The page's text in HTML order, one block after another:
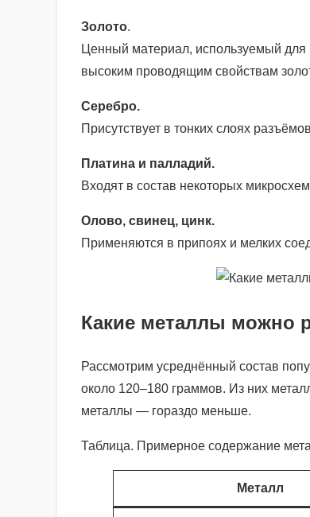
Золото.
Ценный материал, используемый для
высоким проводящим свойствам
Серебро.
Присутствует в тонких слоях
Платина и палладий.
Входят в состав некоторых
Олово, свинец, цинк.
Применяются в припоях и мелких
Какие металлы можно
Рассмотрим усреднённый состав
около 120–180 граммов. Из них
металлы — гораздо меньше.
Таблица. Примерное содержание
Металл